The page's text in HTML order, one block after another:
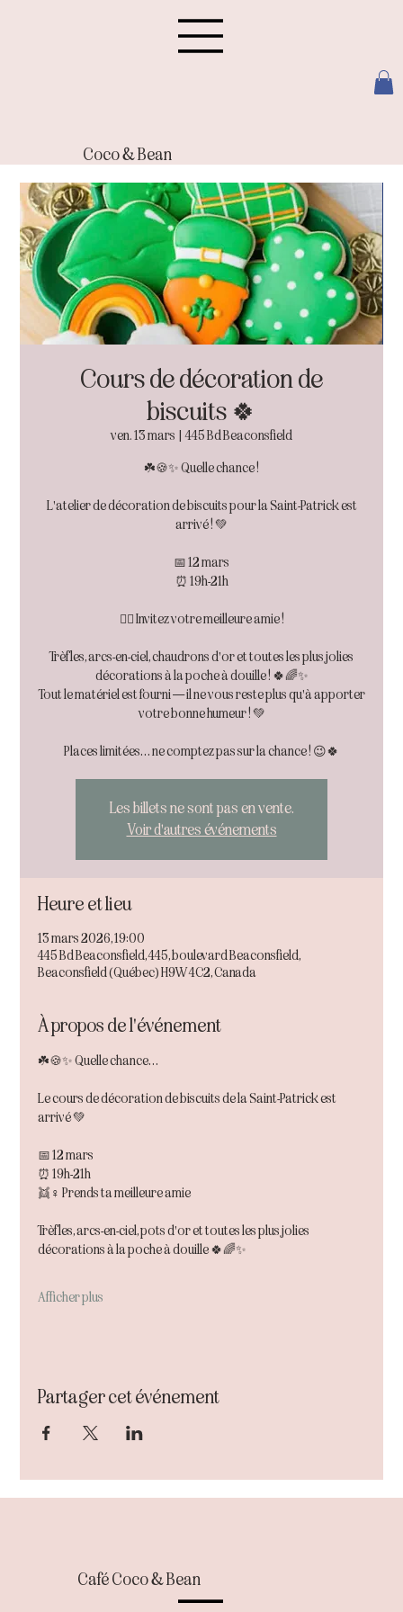
Coco & Bean
Cours de décoration de
biscuits 🍀
ven. 13 mars
  |
445 Bd Beaconsfield
☘️🍪✨ Quelle chance !
L'atelier de décoration de biscuits pour la Saint-Patrick est
arrivé ! 💚
📅 12 mars
⏰ 19h-21h
👯‍♀️ Invitez votre meilleure amie !
Trèfles, arcs-en-ciel, chaudrons d'or et toutes les plus jolies
décorations à la poche à douille ! 🍀🌈✨
Tout le matériel est fourni — il ne vous reste plus qu'à apporter
votre bonne humeur ! 💚
Places limitées… ne comptez pas sur la chance ! 😉🍀
Les billets ne sont pas en vente.
Voir d'autres événements
Heure et lieu
13 mars 2026, 19:00
445 Bd Beaconsfield, 445, boulevard Beaconsfield,
Beaconsfield (Québec) H9W 4C2, Canada
À propos de l'événement
☘️🍪✨ Quelle chance…
Le cours de décoration de biscuits de la Saint-Patrick est
arrivé 💚
📅 12 mars
⏰ 19h-21h
👯♀️ Prends ta meilleure amie
Trèfles, arcs-en-ciel, pots d'or et toutes les plus jolies
décorations à la poche à douille 🍀🌈✨
Afficher plus
Partager cet événement
Café Coco & Bean